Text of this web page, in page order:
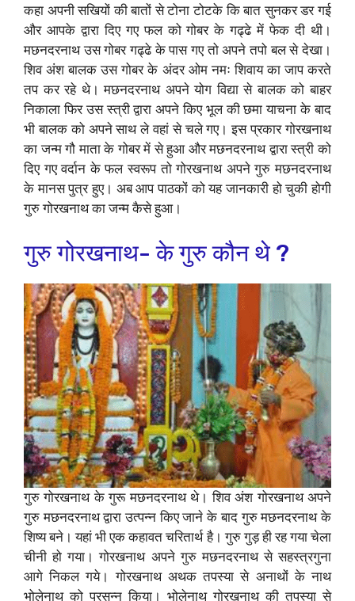
कहा अपनी सखियों की बातों से टोना टोटके कि बात सुनकर डर गई
और आपके द्वारा दिए गए फल को गोबर के गढ्ढे में फेक दी थी।
मछनदरनाथ उस गोबर गढ्ढे के पास गए तो अपने तपो बल से देखा।
शिव अंश बालक उस गोबर के अंदर ओम नमः शिवाय का जाप करते
तप कर रहे थे। मछनदरनाथ अपने योग विद्या से बालक को बाहर
निकाला फिर उस स्त्री द्वारा अपने किए भूल की छमा याचना के बाद
भी बालक को अपने साथ ले वहां से चले गए। इस प्रकार गोरखनाथ
का जन्म गौ माता के गोबर में से हुआ और मछनदरनाथ द्वारा स्त्री को
दिए गए वर्दान के फल स्वरूप तो गोरखनाथ अपने गुरु मछनदरनाथ
के मानस पुत्र हुए। अब आप पाठकों को यह जानकारी हो चुकी होगी
गुरु गोरखनाथ का जन्म कैसे हुआ।
गुरु गोरखनाथ- के गुरु कौन थे ?
गुरु गोरखनाथ के गुरू मछनदरनाथ थे। शिव अंश गोरखनाथ अपने
गुरु मछनदरनाथ द्वारा उत्पन्न किए जाने के बाद गुरु मछनदरनाथ के
शिष्य बने। यहां भी एक कहावत चरितार्थ है। गुरु गुड़ ही रह गया चेला
चीनी हो गया। गोरखनाथ अपने गुरु मछनदरनाथ से सहस्त्रगुना
आगे निकल गये। गोरखनाथ अथक तपस्या से अनाथों के नाथ
भोलेनाथ को प्रसन्न किया। भोलेनाथ गोरखनाथ की तपस्या से